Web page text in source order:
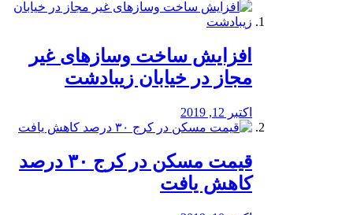
افزایش ساخت وسازهای غیر
مجاز در خیابان زیبادشت
اکتبر 12, 2019
️قیمت مسکن در کرج ۳۰ درصد
کاهش یافت